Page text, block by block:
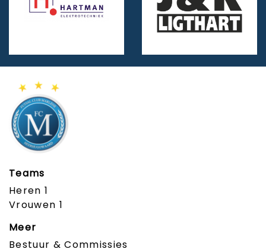
Teams
Heren 1
Vrouwen 1
Meer
Bestuur & Commissies